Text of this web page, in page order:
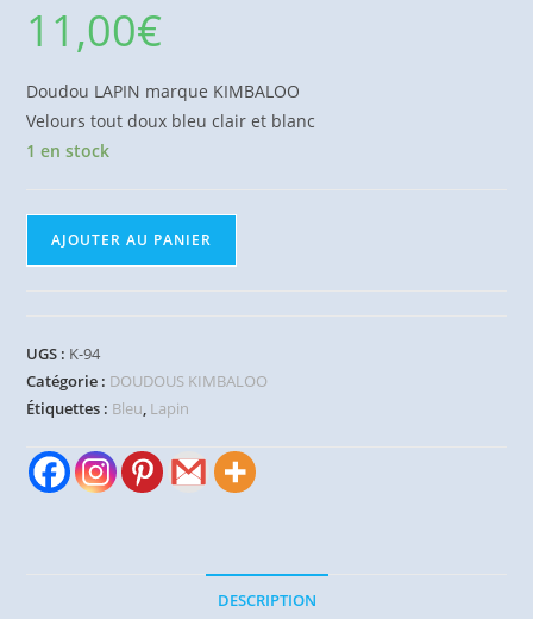
11,00€
Doudou LAPIN marque KIMBALOO
Velours tout doux bleu clair et blanc
1 en stock
bleu
blanc
KIMBALOO
AJOUTER AU PANIER
UGS : K-94
Catégorie : DOUDOUS KIMBALOO
Étiquettes : Bleu, Lapin
DESCRIPTION